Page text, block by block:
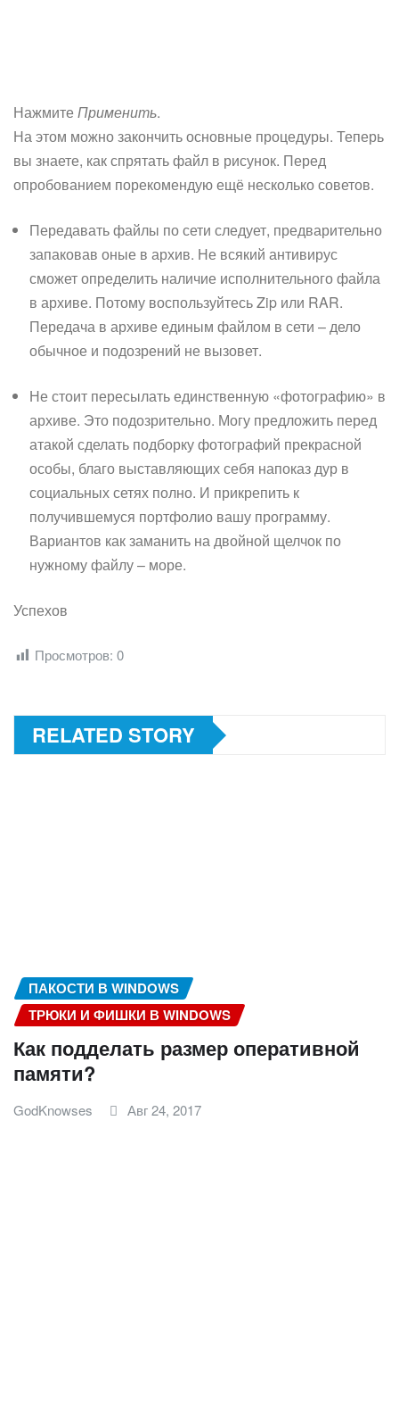
Нажмите Применить.
На этом можно закончить основные процедуры. Теперь
вы знаете, как спрятать файл в рисунок. Перед
опробованием порекомендую ещё несколько советов.
Передавать файлы по сети следует, предварительно
запаковав оные в архив. Не всякий антивирус
сможет определить наличие исполнительного файла
в архиве. Потому воспользуйтесь Zip или RAR.
Передача в архиве единым файлом в сети – дело
обычное и подозрений не вызовет.
Не стоит пересылать единственную «фотографию» в
архиве. Это подозрительно. Могу предложить перед
атакой сделать подборку фотографий прекрасной
особы, благо выставляющих себя напоказ дур в
социальных сетях полно. И прикрепить к
получившемуся портфолио вашу программу.
Вариантов как заманить на двойной щелчок по
нужному файлу – море.
Успехов
Просмотров: 0
RELATED STORY
ПАКОСТИ В WINDOWS
ТРЮКИ И ФИШКИ В WINDOWS
Как подделать размер оперативной
памяти?
GodKnowses Авг 24, 2017